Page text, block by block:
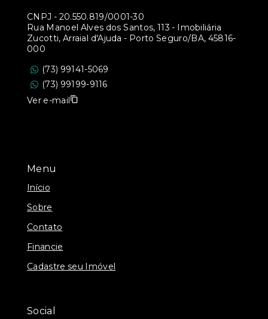
Menu
Início
Sobre
Contato
Financie
Cadastre seu Imóvel
Social
CNPJ - 20.550.819/0001-30
Rua Manoel Alves dos Santos, 113 - Imobiliária
Zucotti, Arraial d'Ajuda - Porto Seguro/BA, 45816-
000
(73) 99141-5069
(73) 99199-9116
Ver e-mail